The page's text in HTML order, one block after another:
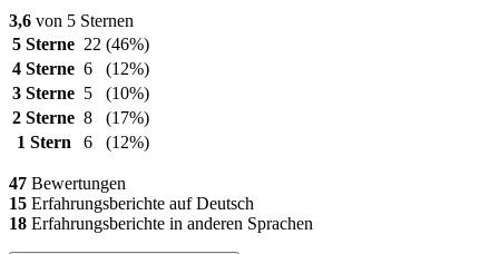
3,6 von 5 Sternen
5 Sterne 22 (46%)
4 Sterne 6
(12%)
3 Sterne 5
(10%)
2 Sterne 8
(17%)
1 Stern
6 (12%)
47 Bewertungen
15 Erfahrungsberichte auf Deutsch
18 Erfahrungsberichte in anderen Sprachen